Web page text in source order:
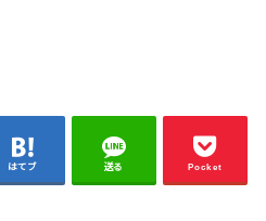
はてブ 送る Pocket